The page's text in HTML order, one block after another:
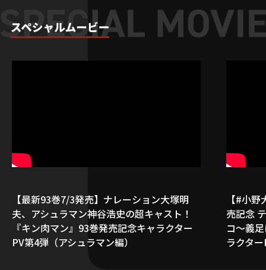
【最新93巻7/3発売】ナレーション大塚明
夫、アシュラマン神谷浩史の超キャスト！
『キン肉マン』93巻発売記念キャラクター
【#小
売記念
コ～義